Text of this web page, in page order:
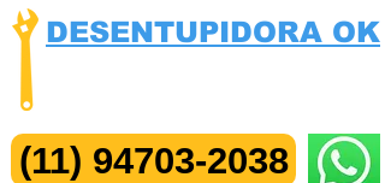
DESENTUPIDORA OK
(11) 94703-2038